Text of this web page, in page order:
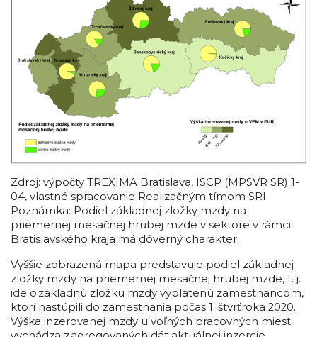
Zdroj: výpočty TREXIMA Bratislava, ISCP (MPSVR SR) 1-
04, vlastné spracovanie Realizačným tímom SRI
Poznámka: Podiel základnej zložky mzdy na
priemernej mesačnej hrubej mzde v sektore v rámci
Bratislavského kraja má dôverný charakter.
Vyššie zobrazená mapa predstavuje podiel základnej
zložky mzdy na priemernej mesačnej hrubej mzde, t. j.
ide o základnú zložku mzdy vyplatenú zamestnancom,
ktorí nastúpili do zamestnania počas 1. štvrťroka 2020.
Výška inzerovanej mzdy u voľných pracovných miest